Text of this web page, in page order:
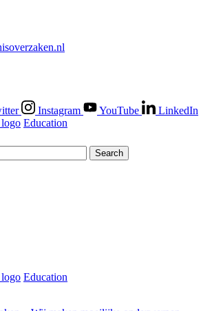
Instagram YouTube
LinkedIn
Education
Education